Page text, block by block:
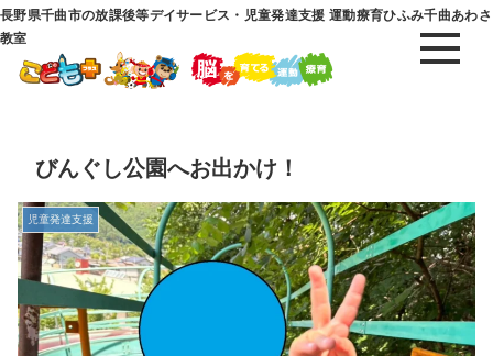
長野県千曲市の放課後等デイサービス・児童発達支援 運動療育ひふみ千曲あわさ
教室
びんぐし公園へお出かけ！
児童発達支援